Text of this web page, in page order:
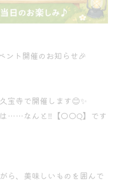
ント開催のお知らせ🎉
宝寺で開催します😊✨
は……なんと‼️【◯◯Q】です
ら、美味しいものを囲んで